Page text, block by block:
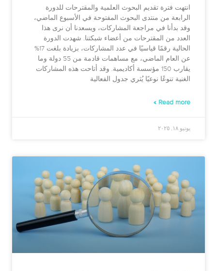
انتهت فترة تقديم البحوث العلمية والمقترحات للدورة
الرابعة من منتدى البحوث المفتوحة في الأسبوع الماضي،
وقد بدأنا في مراجعة المشاركات، ويسعدنا أن نرى هذا
العدد من المقترحات من أعضاء شبكتنا. شهدت الدورة
الحالية رقمًا قياسيًا في عدد المشاركات، بزيادة بلغت 17%
عن العام الماضي، مع مساهمات قادمة من 55 دولة وما
يقارب 150 مؤسسة أكاديمية. وقد أتاحت هذه المشاركات
الغنية تنوعًا نوعيًا يُثري جدول الفعالية
Read more »
يونيو ١٨, ٢٠٢٥